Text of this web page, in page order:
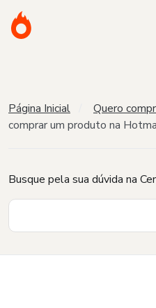
Página Inicial Quero
comprar um produto na
Busque pela sua dúvida na